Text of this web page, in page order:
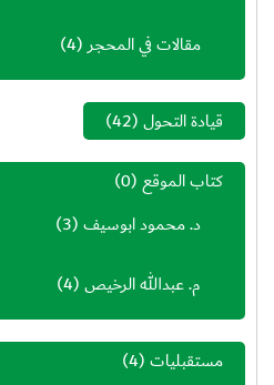
مقالات في المحجر(4)
قيادة التحول(42)
كتاب الموقع (0)
د. محمود ابوسيف(3)
م. عبدالله الرخيص(4)
مستقبليات(4)